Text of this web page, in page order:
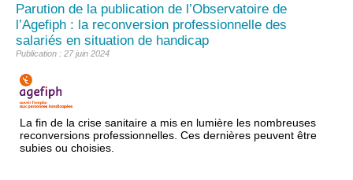
Parution de la publication de l’Observatoire de
l’Agefiph : la reconversion professionnelle des
salariés en situation de handicap
Publication : 27 juin 2024
La fin de la crise sanitaire a mis en lumière les nombreuses
reconversions professionnelles. Ces dernières peuvent être
subies ou choisies.